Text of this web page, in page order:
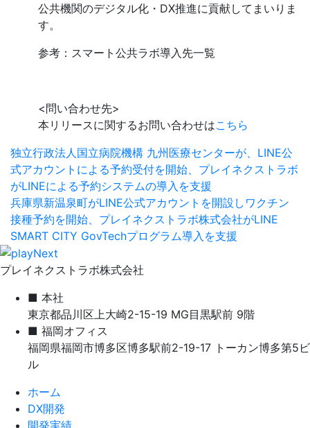
公共機関のデジタル化・DX推進に貢献してまいりま
す。
参考：スマート公共ラボ導入先一覧
<問い合わせ先>
本リリースに関するお問い合わせはこちら
独立行政法人国立病院機構 九州医療センターが、LINE公
式アカウントによる予約受付を開始、プレイネクストラボ
がLINEによる予約システムの導入を支援
兵庫県新温泉町がLINE公式アカウントを開設しワクチン
接種予約を開始、プレイネクストラボ株式会社がLINE
SMART CITY GovTechプログラム導入を支援
プレイネクストラボ株式会社
■ 本社
東京都品川区上大崎2-15-19 MG目黒駅前 9階
■ 福岡オフィス
福岡県福岡市博多区博多駅前2-19-17 トーカン博多第5ビ
ル
ホーム
DX開発